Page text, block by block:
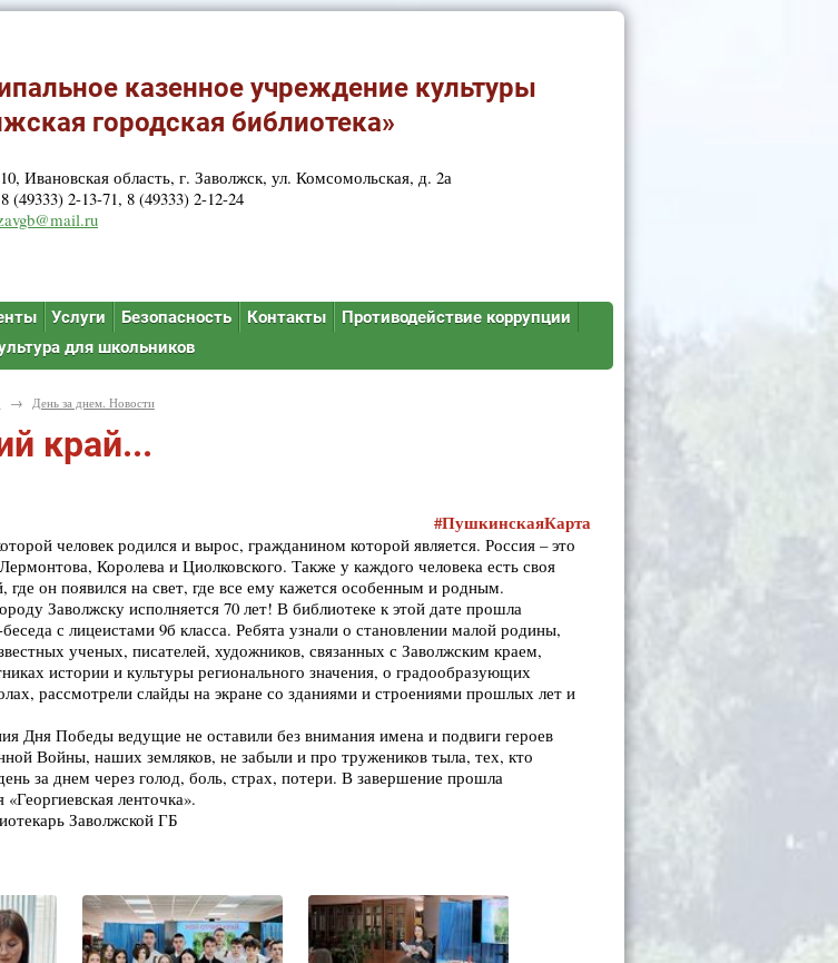
казенное учреждение культуры
городская библиотека»
Ивановская область, г. Заволжск, ул. Комсомольская, д. 2а
8 (49333) 2-13-71, 8 (49333) 2-12-24
Услуги Безопасность Контакты
Противодействие коррупции
для школьников
→ День за днем. Новости
край...
#ПушкинскаяКарта
человек родился и вырос, гражданином которой является. Россия – это
Королева и Циолковского. Также у каждого человека есть своя
где он появился на свет, где все ему кажется особенным и родным.
Заволжску исполняется 70 лет! В библиотеке к этой дате прошла
беседа с лицеистами 9б класса. Ребята узнали о становлении малой родины,
ученых, писателей, художников, связанных с Заволжским краем,
истории и культуры регионального значения, о градообразующих
рассмотрели слайды на экране со зданиями и строениями прошлых лет и
Дня Победы ведущие не оставили без внимания имена и подвиги героев
Войны, наших земляков, не забыли и про тружеников тыла, тех, кто
за днем через голод, боль, страх, потери. В завершение прошла
ленточка».
Заволжской ГБ